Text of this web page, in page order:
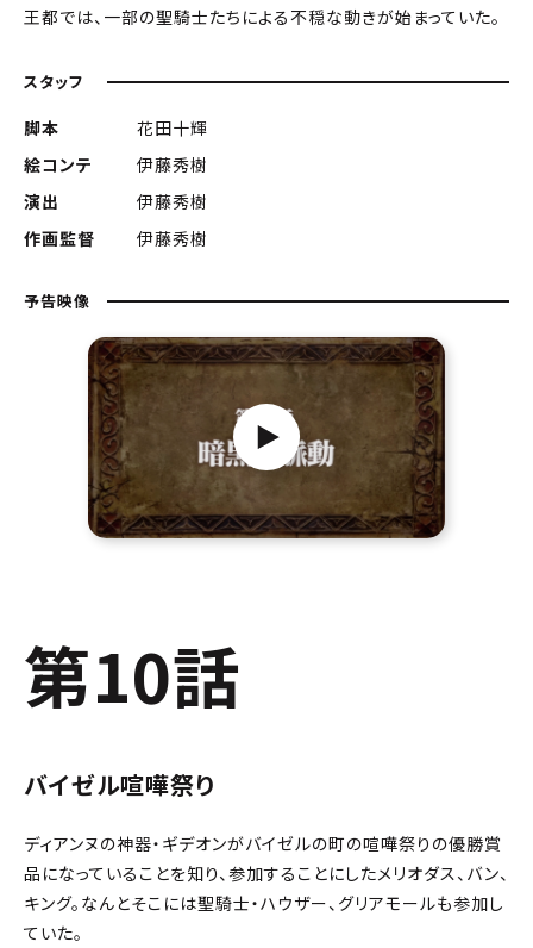
王都では、一部の聖騎士たちによる不穏な動きが始まっていた。
スタッフ
脚本
花田十輝
絵コンテ
伊藤秀樹
演出
伊藤秀樹
作画監督
伊藤秀樹
予告映像
第10話
バイゼル喧嘩祭り
ディアンヌの神器・ギデオンがバイゼルの町の喧嘩祭りの優勝賞
品になっていることを知り、参加することにしたメリオダス、バン、
キング。なんとそこには聖騎士・ハウザー、グリアモールも参加し
ていた。